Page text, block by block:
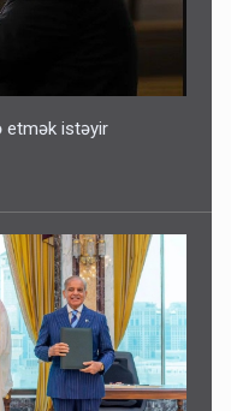
etmək istəyir